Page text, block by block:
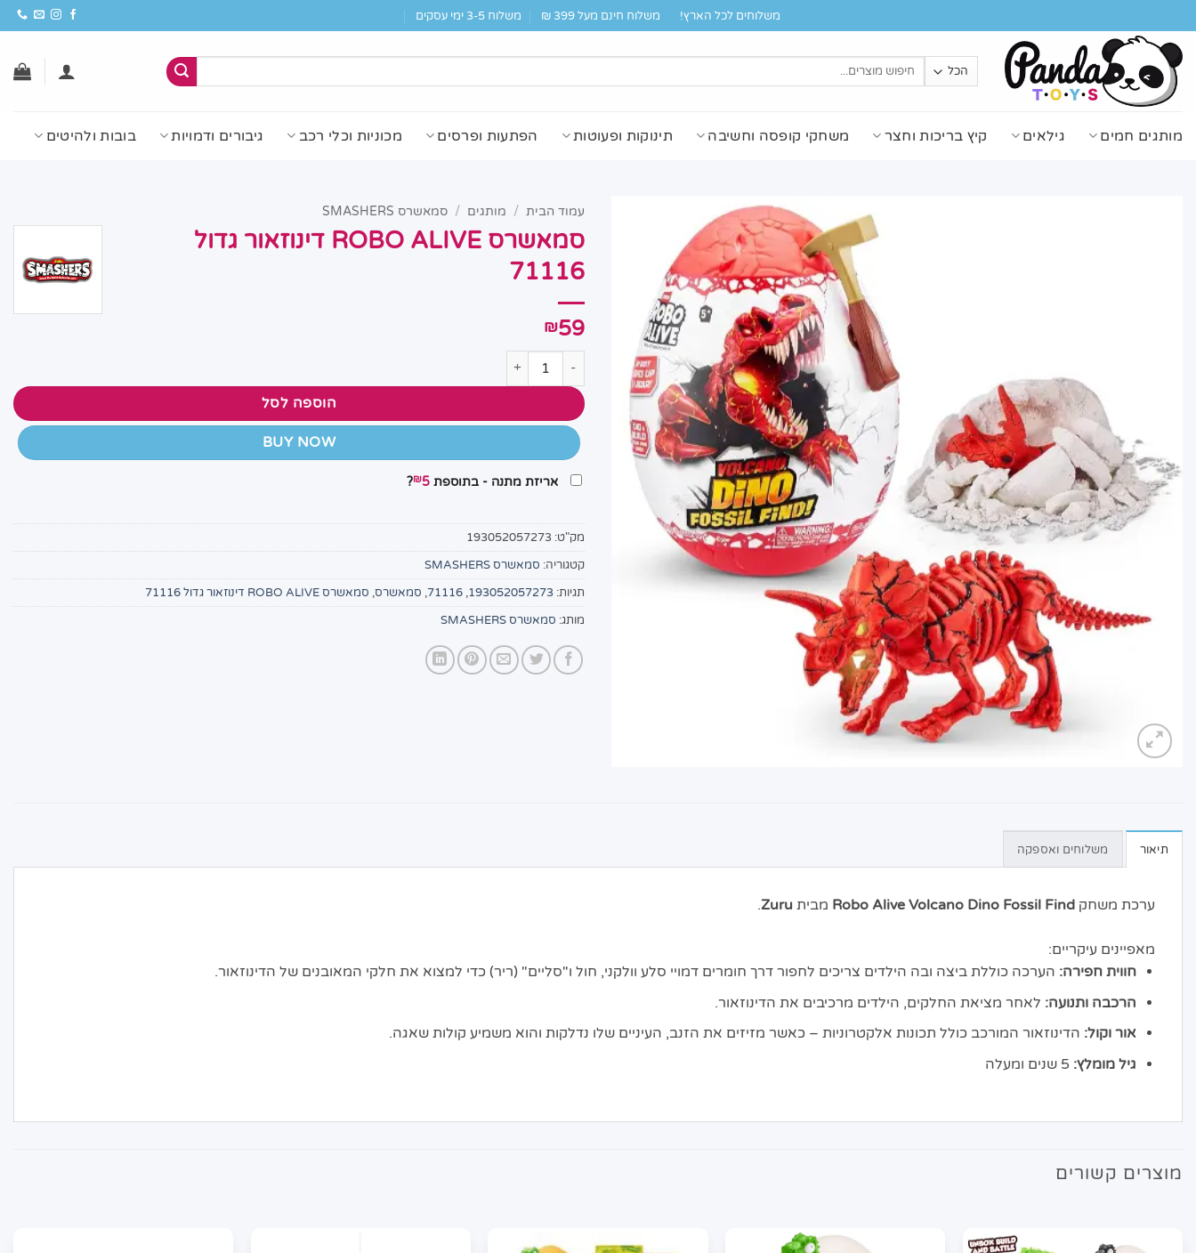
to
content
משלוחים לכל הארץ! משלוח חינם מעל 399 ₪ משלוח 3-5 ימי עסקים
מותגים חמים גילאים קיץ בריכות וחצר משחקי קופסה וחשיבה תינוקות ופעוטות הפתעות ופרסים מכוניות וכלי רכב גיבורים ודמויות בובות ולהיטים
עמוד הבית / מותגים / סמאשרס SMASHERS
סמאשרס ROBO ALIVE דינוזאור גדול
71116
₪59
כמות של סמאשרס ROBO ALIVE דינוזאור גדול 71116
הוספה לסל
BUY NOW
אריזת מתנה - בתוספת ₪5
?
מק"ט: 193052057273
קטגוריה: סמאשרס SMASHERS
תגיות: 193052057273
,
71116
, סמאשרס, סמאשרס ROBO ALIVE דינוזאור גדול 71116
מותג: סמאשרס SMASHERS
תיאור משלוחים ואספקה
ערכת משחק Robo Alive Volcano Dino Fossil Find מבית Zuru
.
מאפיינים עיקריים:
חווית חפירה: הערכה כוללת ביצה ובה הילדים צריכים לחפור דרך חומרים דמויי סלע וולקני, חול ו"סליים" (ריר) כדי למצוא את חלקי המאובנים של הדינוזאור.
הרכבה ותנועה: לאחר מציאת החלקים, הילדים מרכיבים את הדינוזאור.
אור וקול: הדינוזאור המורכב כולל תכונות אלקטרוניות – כאשר מזיזים את הזנב, העיניים שלו נדלקות והוא משמיע קולות שאגה.
גיל מומלץ:
מוצרים קשורים